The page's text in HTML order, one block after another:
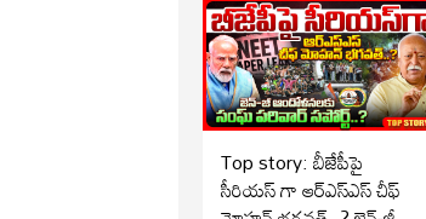
Top story: బీజేపీపై
సీరియస్ గా ఆర్‌ఎస్‌ఎస్ చీఫ్